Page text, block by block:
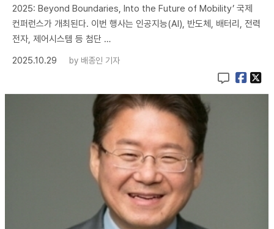
2025: Beyond Boundaries, Into the Future of Mobility’ 국제
컨퍼런스가 개최된다. 이번 행사는 인공지능(AI), 반도체, 배터리, 전력
전자, 제어시스템 등 첨단 …
2025.10.29
by 배종인 기자